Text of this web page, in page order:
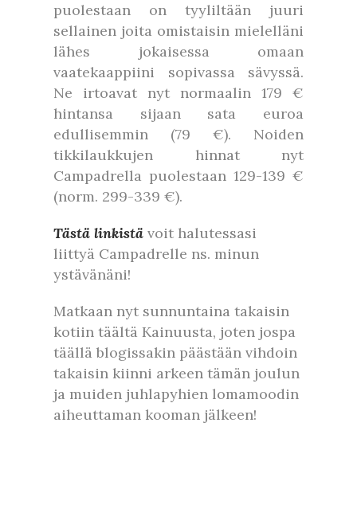
puolestaan on tyyliltään juuri
sellainen joita omistaisin mielelläni
lähes jokaisessa omaan
vaatekaappiini sopivassa sävyssä.
Ne irtoavat nyt normaalin 179 €
hintansa sijaan sata euroa
edullisemmin (79 €). Noiden
tikkilaukkujen hinnat nyt
Campadrella puolestaan 129-139 €
(norm. 299-339 €).
Tästä linkistä voit halutessasi
liittyä Campadrelle ns. minun
ystävänäni!
Matkaan nyt sunnuntaina takaisin
kotiin täältä Kainuusta, joten jospa
täällä blogissakin päästään vihdoin
takaisin kiinni arkeen tämän joulun
ja muiden juhlapyhien lomamoodin
aiheuttaman kooman jälkeen!